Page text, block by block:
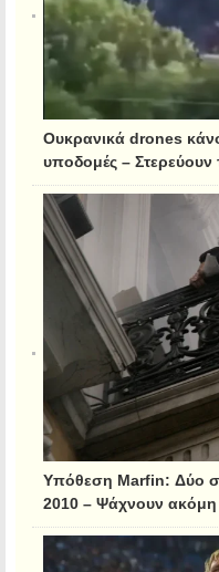
Ουκρανικά drones
υποδομές – Στερεύουν
Υπόθεση Marfin: Δύο
2010 – Ψάχνουν ακόμη